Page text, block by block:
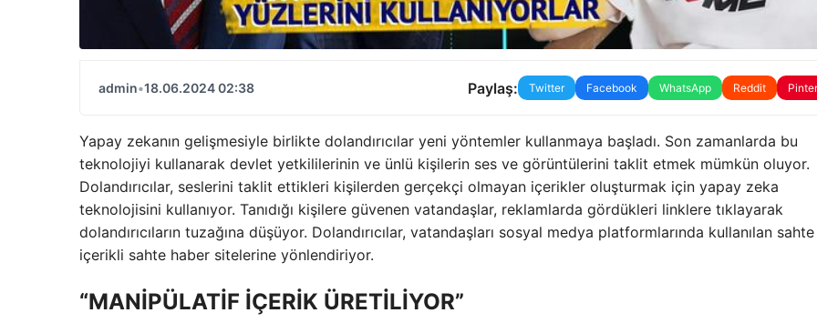
admin•18.06.2024 02:38 Paylaş: Twitter Facebook WhatsApp Reddit
Yapay zekanın gelişmesiyle birlikte dolandırıcılar yeni yöntemler kullanmaya başladı. Son zamanlarda bu
teknolojiyi kullanarak devlet yetkililerinin ve ünlü kişilerin ses ve görüntülerini taklit etmek mümkün oluyor.
Dolandırıcılar, seslerini taklit ettikleri kişilerden gerçekçi olmayan içerikler oluşturmak için yapay zeka
teknolojisini kullanıyor. Tanıdığı kişilere güvenen vatandaşlar, reklamlarda gördükleri linklere tıklayarak
dolandırıcıların tuzağına düşüyor. Dolandırıcılar, vatandaşları sosyal medya platformlarında kullanılan sahte
içerikli sahte haber sitelerine yönlendiriyor.
“MANİPÜLATİF İÇERİK ÜRETİLİYOR”